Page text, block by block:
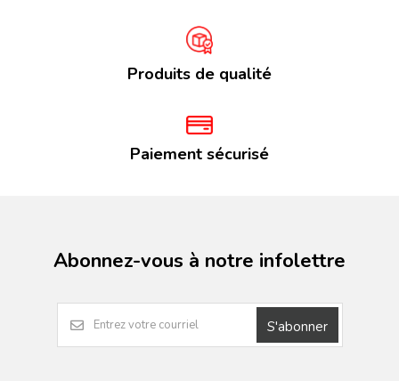
Produits de qualité
Paiement sécurisé
Abonnez-vous à notre infolettre
S'abonner